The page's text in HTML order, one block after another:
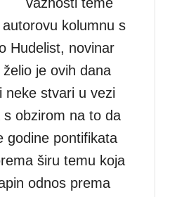
kolumnu s
Hudelist, novinar
je ovih dana
neke stvari u vezi
s obzirom na to da
godine pontifikata
širu temu koja
odnos prema